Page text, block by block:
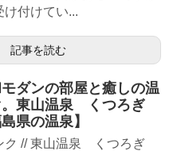
け付けてい...
記事を読む
ダンの部屋と癒しの温
。東山温泉 くつろぎ
県の温泉】
ク // 東山温泉 くつろぎ